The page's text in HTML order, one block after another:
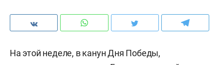
На этой неделе, в канун Дня Победы,